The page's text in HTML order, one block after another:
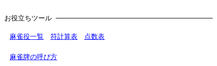
お役立ちツール
麻雀役一覧 符計算表 点数表
麻雀牌の呼び方